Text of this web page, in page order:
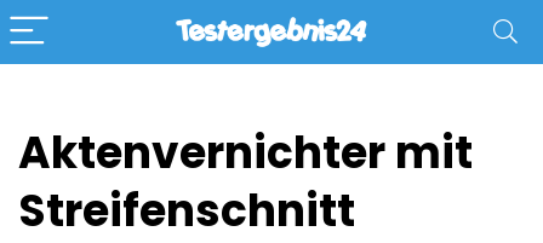
Aktenvernichter mit
Streifenschnitt